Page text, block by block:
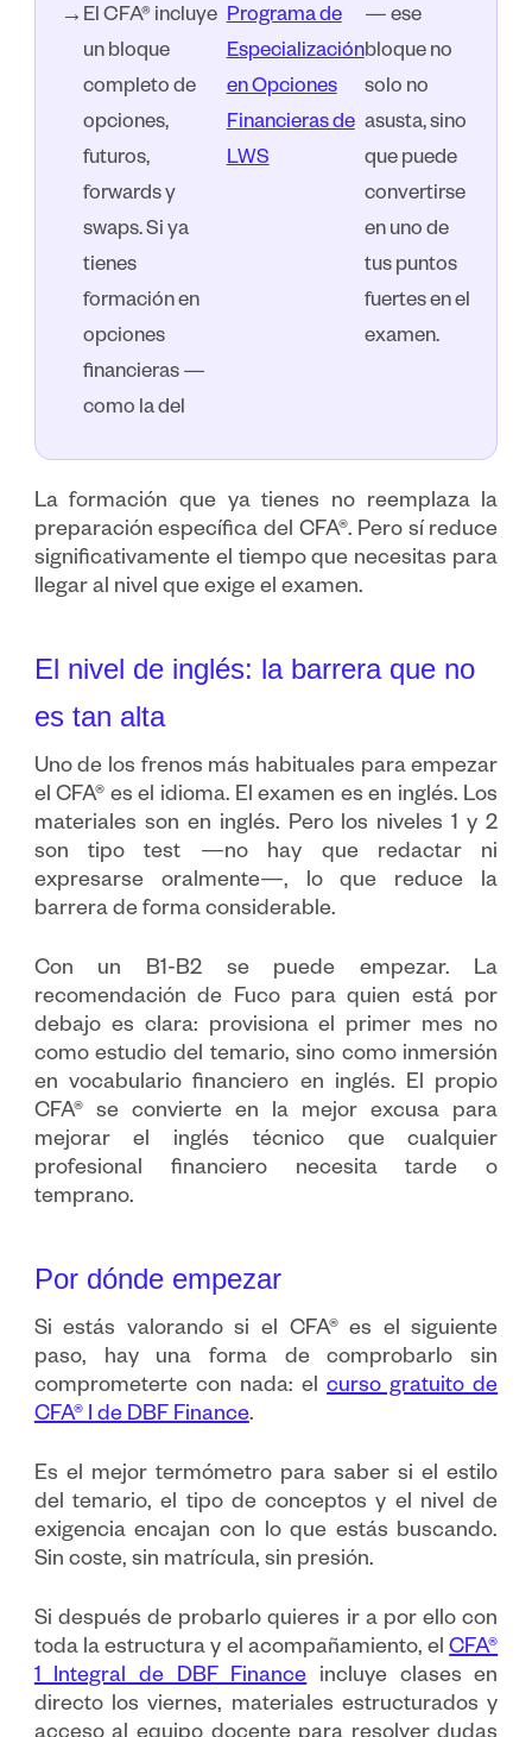
→ El CFA® incluye
un bloque
completo de
opciones,
futuros,
forwards y
swaps. Si ya
tienes
formación en
opciones
financieras —
como la del
Programa de
Especialización
en Opciones
Financieras de
LWS
— ese
bloque no
solo no
asusta, sino
que puede
convertirse
en uno de
tus puntos
fuertes en el
examen.
La formación que ya tienes no reemplaza la
preparación específica del CFA®. Pero sí reduce
significativamente el tiempo que necesitas para
llegar al nivel que exige el examen.
El nivel de inglés: la barrera que no
es tan alta
Uno de los frenos más habituales para empezar
el CFA® es el idioma. El examen es en inglés. Los
materiales son en inglés. Pero los niveles 1 y 2
son tipo test —no hay que redactar ni
expresarse oralmente—, lo que reduce la
barrera de forma considerable.
Con un B1-B2 se puede empezar. La
recomendación de Fuco para quien está por
debajo es clara: provisiona el primer mes no
como estudio del temario, sino como inmersión
en vocabulario financiero en inglés. El propio
CFA® se convierte en la mejor excusa para
mejorar el inglés técnico que cualquier
profesional financiero necesita tarde o
temprano.
Por dónde empezar
Si estás valorando si el CFA® es el siguiente
paso, hay una forma de comprobarlo sin
comprometerte con nada: elcurso gratuito de
CFA® I de DBF Finance.
Es el mejor termómetro para saber si el estilo
del temario, el tipo de conceptos y el nivel de
exigencia encajan con lo que estás buscando.
Sin coste, sin matrícula, sin presión.
Si después de probarlo quieres ir a por ello con
toda la estructura y el acompañamiento, elCFA®
1 Integral de DBF Financeincluye clases en
directo los viernes, materiales estructurados y